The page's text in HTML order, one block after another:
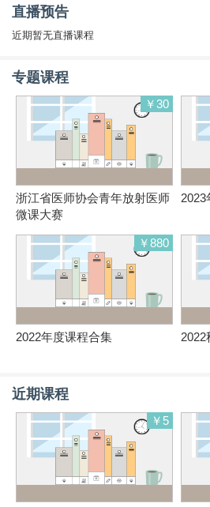
直播预告
近期暂无直播课程
专题课程
浙江省医师协会青年放射医师
微课大赛
￥30
2023
2022年度课程合集
￥880
近期课程
￥5